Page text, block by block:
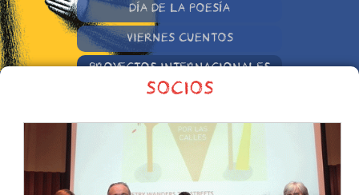
DÍA DE LA POESÍA
VIERNES CUENTOS
PROYECTOS INTERNACIONALES
OTRAS INICIATIVAS
SOCIOS